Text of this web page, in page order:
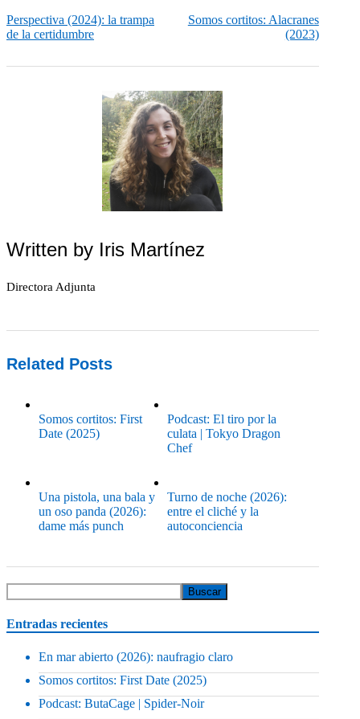
Perspectiva (2024): la trampa
de la certidumbre
Somos cortitos: Alacranes
(2023)
Written by Iris Martínez
Directora Adjunta
Related Posts
Somos cortitos: First
Date (2025)
Podcast: El tiro por la
culata | Tokyo Dragon
Chef
Una pistola, una bala y
un oso panda (2026):
dame más punch
Turno de noche (2026):
entre el cliché y la
autoconciencia
Entradas recientes
En mar abierto (2026): naufragio claro
Somos cortitos: First Date (2025)
Podcast: ButaCage | Spider-Noir